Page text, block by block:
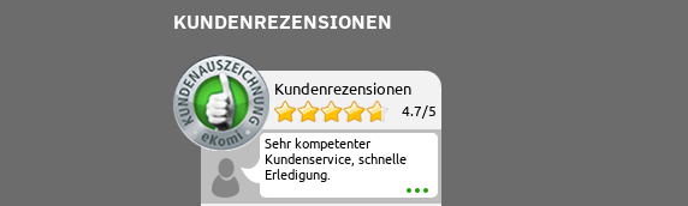
KUNDENREZENSIONEN
Kundenrezensionen
4.7/5
Sehr kompetenter
Kundenservice, schnelle
Erledigung.